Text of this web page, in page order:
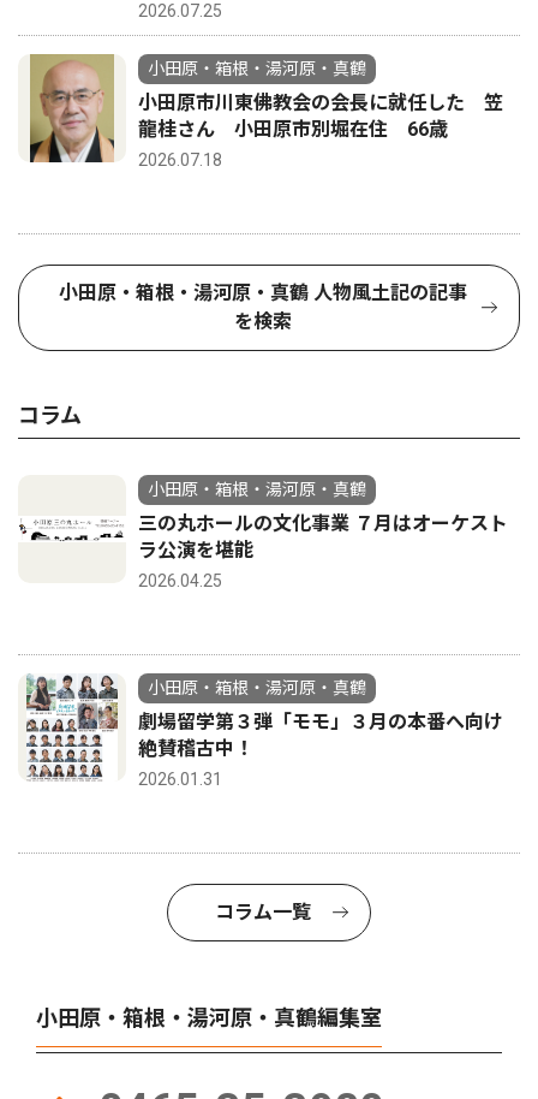
2026.07.25
小田原・箱根・湯河原・真鶴
小田原市川東佛教会の会長に就任した 笠
龍桂さん 小田原市別堀在住 66歳
2026.07.18
小田原・箱根・湯河原・真鶴 人物風土記の記事
を検索
コラム
小田原・箱根・湯河原・真鶴
三の丸ホールの文化事業 ７月はオーケスト
ラ公演を堪能
2026.04.25
小田原・箱根・湯河原・真鶴
劇場留学第３弾「モモ」３月の本番へ向け
絶賛稽古中！
2026.01.31
コラム一覧
小田原・箱根・湯河原・真鶴編集室